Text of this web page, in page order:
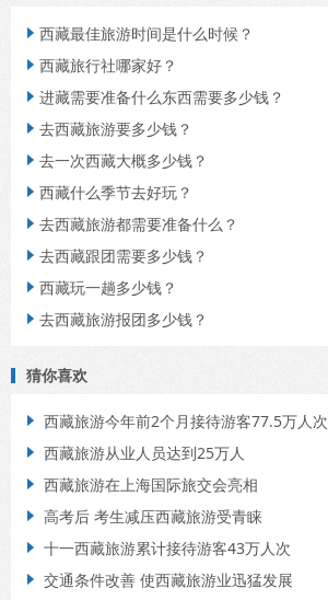
 西藏最佳旅游时间是什么时候？
 西藏旅行社哪家好？
 进藏需要准备什么东西需要多少钱？
 去西藏旅游要多少钱？
 去一次西藏大概多少钱？
 西藏什么季节去好玩？
 去西藏旅游都需要准备什么？
 去西藏跟团需要多少钱？
 西藏玩一趟多少钱？
 去西藏旅游报团多少钱？
猜你喜欢
 西藏旅游今年前2个月接待游客77.5万人次
 西藏旅游从业人员达到25万人
 西藏旅游在上海国际旅交会亮相
 高考后 考生减压西藏旅游受青睐
 十一西藏旅游累计接待游客43万人次
 交通条件改善 使西藏旅游业迅猛发展